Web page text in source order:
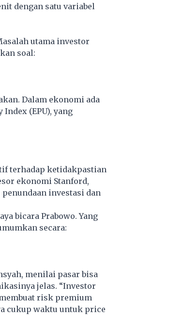
dengan satu variabel
utama investor
soal:
Dalam ekonomi ada
(EPU), yang
terhadap ketidakpastian
ekonomi Stanford,
investasi dan
bicara Prabowo. Yang
secara:
menilai pasar bisa
jelas. “Investor
risk premium
cukup waktu untuk price